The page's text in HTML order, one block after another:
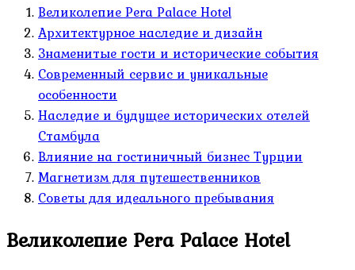
Великолепие Pera Palace Hotel
Архитектурное наследие и дизайн
Знаменитые гости и исторические события
Современный сервис и уникальные
особенности
Наследие и будущее исторических отелей
Стамбула
Влияние на гостиничный бизнес Турции
Магнетизм для путешественников
Советы для идеального пребывания
Великолепие Pera Palace Hotel